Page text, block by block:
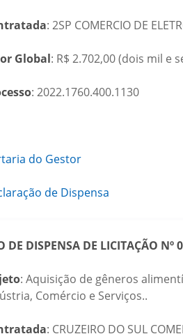
: 2SP COMERCIO DE
Global: R$ 2.702,00 (dois mil e
: 2022.1760.400.1130
do Gestor
de Dispensa
DE DISPENSA DE LICITAÇÃO Nº
: Aquisição de gêneros
Comércio e Serviços..
: CRUZEIRO DO SUL